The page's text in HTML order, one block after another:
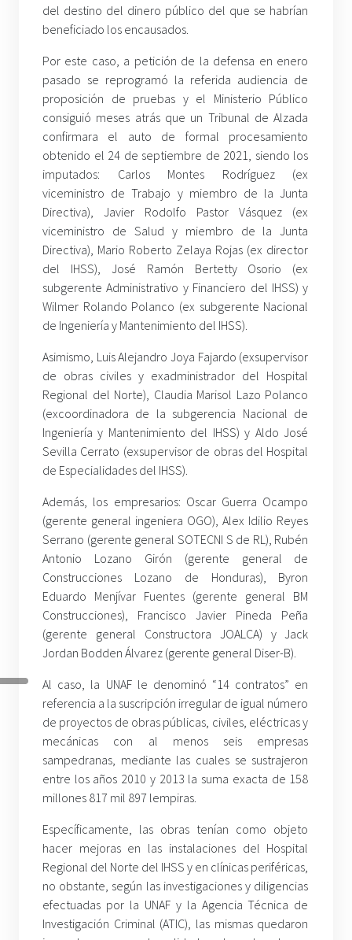
del destino del dinero público del que se habrían
beneficiado los encausados.
Por este caso, a petición de la defensa en enero
pasado se reprogramó la referida audiencia de
proposición de pruebas y el Ministerio Público
consiguió meses atrás que un Tribunal de Alzada
confirmara el auto de formal procesamiento
obtenido el 24 de septiembre de 2021, siendo los
imputados: Carlos Montes Rodríguez (ex
viceministro de Trabajo y miembro de la Junta
Directiva), Javier Rodolfo Pastor Vásquez (ex
viceministro de Salud y miembro de la Junta
Directiva), Mario Roberto Zelaya Rojas (ex director
del IHSS), José Ramón Bertetty Osorio (ex
subgerente Administrativo y Financiero del IHSS) y
Wilmer Rolando Polanco (ex subgerente Nacional
de Ingeniería y Mantenimiento del IHSS).
Asimismo, Luis Alejandro Joya Fajardo (exsupervisor
de obras civiles y exadministrador del Hospital
Regional del Norte), Claudia Marisol Lazo Polanco
(excoordinadora de la subgerencia Nacional de
Ingeniería y Mantenimiento del IHSS) y Aldo José
Sevilla Cerrato (exsupervisor de obras del Hospital
de Especialidades del IHSS).
Además, los empresarios: Oscar Guerra Ocampo
(gerente general ingeniera OGO), Alex Idilio Reyes
Serrano (gerente general SOTECNI S de RL), Rubén
Antonio Lozano Girón (gerente general de
Construcciones Lozano de Honduras), Byron
Eduardo Menjívar Fuentes (gerente general BM
Construcciones), Francisco Javier Pineda Peña
(gerente general Constructora JOALCA) y Jack
Jordan Bodden Álvarez (gerente general Diser-B).
Al caso, la UNAF le denominó “14 contratos” en
referencia a la suscripción irregular de igual número
de proyectos de obras públicas, civiles, eléctricas y
mecánicas con al menos seis empresas
sampedranas, mediante las cuales se sustrajeron
entre los años 2010 y 2013 la suma exacta de 158
millones 817 mil 897 lempiras.
Específicamente, las obras tenían como objeto
hacer mejoras en las instalaciones del Hospital
Regional del Norte del IHSS y en clínicas periféricas,
no obstante, según las investigaciones y diligencias
efectuadas por la UNAF y la Agencia Técnica de
Investigación Criminal (ATIC), las mismas quedaron